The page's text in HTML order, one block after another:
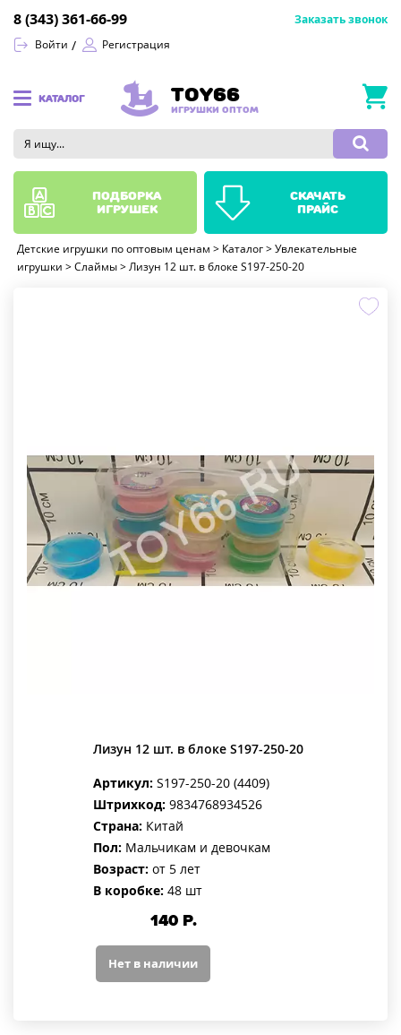
Войти Регистрация
8 (343) 361-66-99 Заказать звонок
КАТАЛОГ TOY66
ИГРУШКИ ОПТОМ
Детские игрушки по оптовым ценам > Каталог > Увлекательные
игрушки > Слаймы > Лизун 12 шт. в блоке S197-250-20
Лизун 12 шт. в блоке S197-250-20
Артикул: S197-250-20 (4409)
Штрихкод: 9834768934526
Страна: Китай
Пол: Мальчикам и девочкам
Возраст: от 5 лет
В коробке: 48 шт
140Р.
Нет в наличии
подборка
игрушек
скачать
прайс